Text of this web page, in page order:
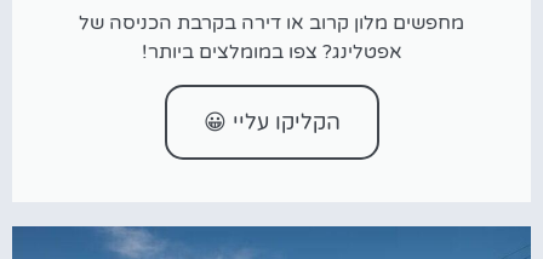
מחפשים מלון קרוב או דירה בקרבת הכניסה של
אפטלינג? צפו במומלצים ביותר!
הקליקו עליי 😀